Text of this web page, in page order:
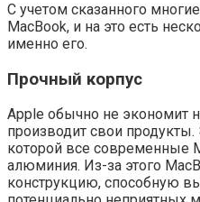
С учетом сказанного
MacBook, и на это есть
именно его.
Прочный корпус
Apple обычно не экономит
производит свои продукты.
которой все современные
алюминия. Из-за этого
конструкцию, способную